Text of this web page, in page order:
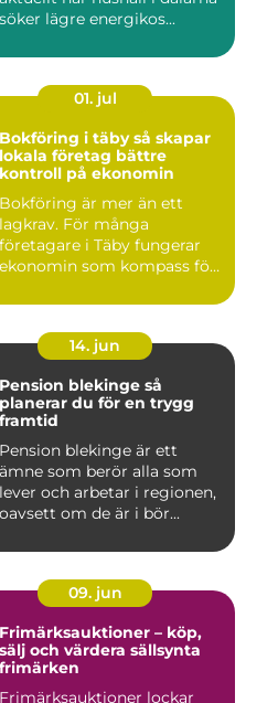
söker lägre energikos...
01. jul
Bokföring i täby så skapar
lokala företag bättre
kontroll på ekonomin
Bokföring är mer än ett
lagkrav. För många
företagare i Täby fungerar
ekonomin som kompass för
14. jun
Pension blekinge så
planerar du för en trygg
framtid
Pension blekinge är ett
ämne som berör alla som
lever och arbetar i regionen,
oavsett om de är i bör...
09. jun
Frimärksauktioner – köp,
sälj och värdera sällsynta
frimärken
Frimärksauktioner lockar